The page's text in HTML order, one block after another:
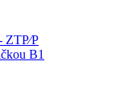
ZTP⁄P
B1